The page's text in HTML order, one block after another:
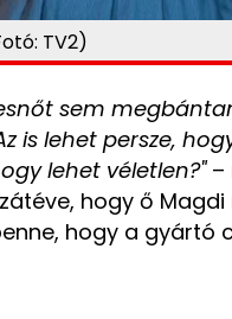
TV2)
sem
is lehet persze,
lehet véletlen?"–
hogy ő
hogy a gyártó